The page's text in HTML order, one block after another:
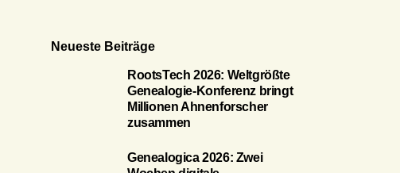
Neueste Beiträge
RootsTech 2026: Weltgrößte
Genealogie-Konferenz bringt
Millionen Ahnenforscher
zusammen
Genealogica 2026: Zwei